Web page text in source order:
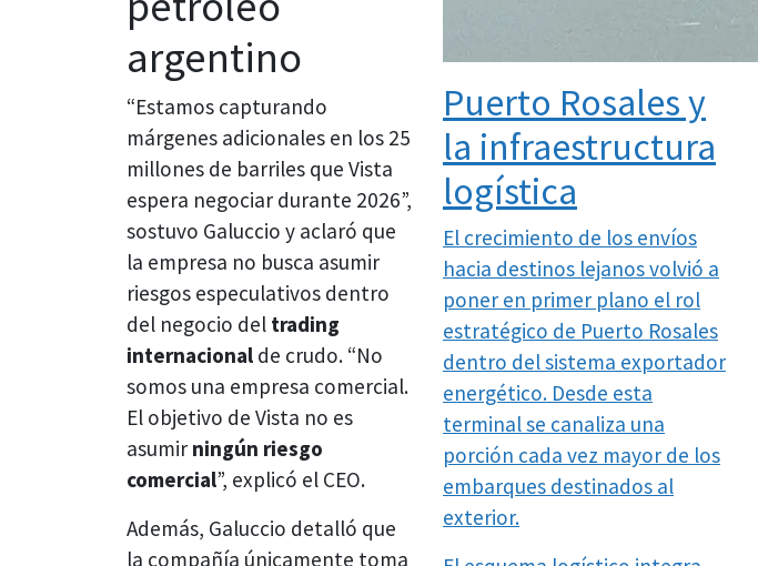
argentino
“Estamos capturando
márgenes adicionales en los 25
millones de barriles que Vista
espera negociar durante 2026”,
sostuvo Galuccio y aclaró que
la empresa no busca asumir
riesgos especulativos dentro
del negocio del trading
internacional de crudo. “No
somos una empresa comercial.
El objetivo de Vista no es
asumir ningún riesgo
comercial”, explicó el CEO.
Además, Galuccio detalló que
la compañía únicamente toma
Puerto Rosales y
la infraestructura
logística
El crecimiento de los envíos
hacia destinos lejanos volvió a
poner en primer plano el rol
estratégico de Puerto Rosales
dentro del sistema exportador
energético. Desde esta
terminal se canaliza una
porción cada vez mayor de los
embarques destinados al
exterior.